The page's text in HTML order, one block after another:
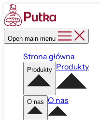
Open main menu
Strona główna
Produkty Produkty
O nas O nas